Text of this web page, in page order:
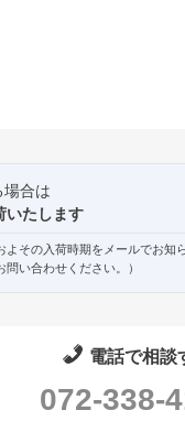
場合は
いたします
その入荷時期をメールでお知
問い合わせください。）
電話で相談
072-338-